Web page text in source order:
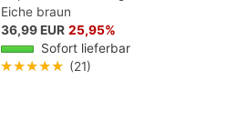
Eiche braun
36,99 EUR 25,95%
Sofort lieferbar
★★★★★ (21)